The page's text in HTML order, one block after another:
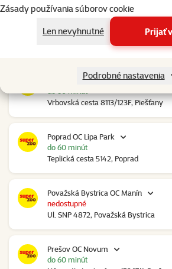
Zásady používania súborov cookie
Len nevyhnutné
Prijať
Podrobné nastavenia
Pezinok Bozin Shopping
Šenkvická cesta 4798, Pezinok
do 60 minút
Piešťany OC Klokan
Vrbovská cesta 8113/123F, Piešťany
Poprad OC Lipa Park
Teplická cesta 5142, Poprad
do 60 minút
Považská Bystrica OC Manín
Ul. SNP 4872, Považská Bystrica
nedostupné
Prešov OC Novum
do 60 minút